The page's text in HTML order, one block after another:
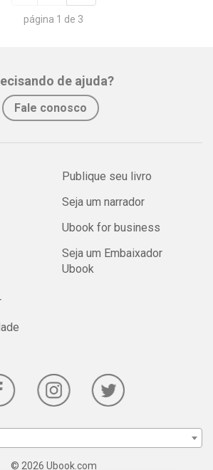
página 1 de 3
de ajuda?
Fale conosco
Publique seu livro
Seja um narrador
Ubook for business
Seja um Embaixador
Ubook
© 2026 Ubook.com